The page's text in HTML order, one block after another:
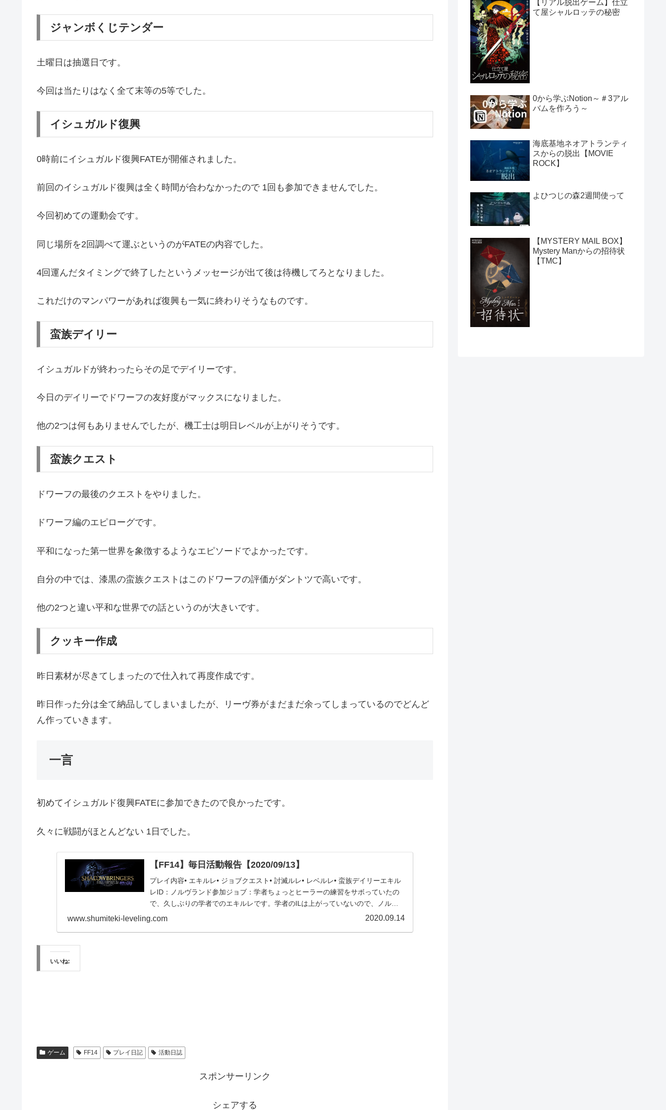
ジャンボくじテンダー
土曜日は抽選日です。
今回は当たりはなく全て末等の5等でした。
イシュガルド復興
0時前にイシュガルド復興FATEが開催されました。
前回のイシュガルド復興は全く時間が合わなかったので 1回も参加できませんでした。
今回初めての運動会です。
同じ場所を2回調べて運ぶというのがFATEの内容でした。
4回運んだタイミングで終了したというメッセージが出て後は待機してろとなりました。
これだけのマンパワーがあれば復興も一気に終わりそうなものです。
蛮族デイリー
イシュガルドが終わったらその足でデイリーです。
今日のデイリーでドワーフの友好度がマックスになりました。
他の2つは何もありませんでしたが、機工士は明日レベルが上がりそうです。
蛮族クエスト
ドワーフの最後のクエストをやりました。
ドワーフ編のエピローグです。
平和になった第一世界を象徴するようなエピソードでよかったです。
自分の中では、漆黒の蛮族クエストはこのドワーフの評価がダントツで高いです。
他の2つと違い平和な世界での話というのが大きいです。
クッキー作成
昨日素材が尽きてしまったので仕入れて再度作成です。
昨日作った分は全て納品してしまいましたが、リーヴ券がまだまだ余ってしまっているのでどんど
ん作っていきます。
一言
初めてイシュガルド復興FATEに参加できたので良かったです。
久々に戦闘がほとんどない 1日でした。
【FF14】毎日活動報告【2020/09/13】
プレイ内容• エキルレ• ジョブクエスト• 討滅ルレ• レベルレ• 蛮族デイリーエキル
レID：ノルヴランド参加ジョブ：学者ちょっとヒーラーの練習をサボっていたの
で、久しぶりの学者でのエキルレです。学者のILは上がっていないので、ノルヴ
ランド...
www.shumiteki-leveling.com 2020.09.14
いいね:
ゲーム FF14 プレイ日記 活動日誌
スポンサーリンク
シェアする
【リアル脱出ゲーム】仕立
て屋シャルロッテの秘密
0から学ぶNotion～＃3アル
バムを作ろう～
海底基地ネオアトランティ
スからの脱出【MOVIE
ROCK】
よひつじの森2週間使って
【MYSTERY MAIL BOX】
Mystery Manからの招待状
【TMC】